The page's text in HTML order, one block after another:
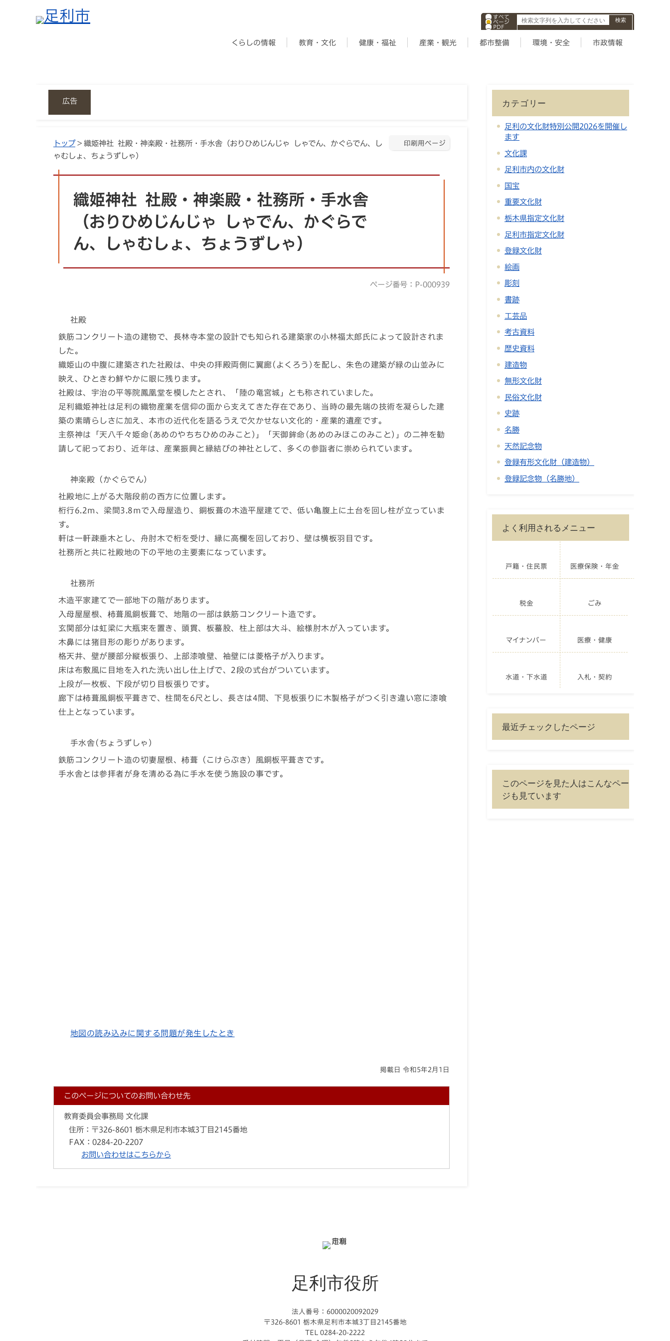
すべて
ページ
PDF
ID
くらしの情報 教育・文化 健康・福祉 産業・観光 都市整備 環境・安全 市政情報
広告
印刷用ページ
トップ> 織姫神社 社殿・神楽殿・社務所・手水舎（おりひめじんじゃ しゃでん、かぐらでん、し
ゃむしょ、ちょうずしゃ）
織姫神社 社殿・神楽殿・社務所・手水舎
（おりひめじんじゃ しゃでん、かぐらで
ん、しゃむしょ、ちょうずしゃ）
ページ番号：P-000939
社殿
鉄筋コンクリート造の建物で、長林寺本堂の設計でも知られる建築家の小林福太郎氏によって設計されま
した。
織姫山の中腹に建築された社殿は、中央の拝殿両側に翼廊(よくろう)を配し、朱色の建築が緑の山並みに
映え、ひときわ鮮やかに眼に残ります。
社殿は、宇治の平等院鳳凰堂を模したとされ、「陸の竜宮城」とも称されていました。
足利織姫神社は足利の織物産業を信仰の面から支えてきた存在であり、当時の最先端の技術を凝らした建
築の素晴らしさに加え、本市の近代化を語るうえで欠かせない文化的・産業的遺産です。
主祭神は「天八千々姫命(あめのやちちひめのみこと)」「天御鉾命(あめのみほこのみこと)」の二神を勧
請して祀っており、近年は、産業振興と縁結びの神社として、多くの参詣者に崇められています。
神楽殿（かぐらでん）
社殿地に上がる大階段前の西方に位置します。
桁行6.2m、梁間3.8mで入母屋造り、銅板葺の木造平屋建てで、低い亀腹上に土台を回し柱が立っていま
す。
軒は一軒疎垂木とし、舟肘木で桁を受け、縁に高欄を回しており、壁は横板羽目です。
社務所と共に社殿地の下の平地の主要素になっています。
社務所
木造平家建てで一部地下の階があります。
入母屋屋根、杮葺風銅板葺で、地階の一部は鉄筋コンクリート造です。
玄関部分は虹梁に大瓶束を置き、頭貫、板蟇股、柱上部は大斗、絵様肘木が入っています。
木鼻には猪目形の彫りがあります。
格天井、壁が腰部分縦板張り、上部漆喰壁、袖壁には菱格子が入ります。
床は布敷風に目地を入れた洗い出し仕上げで、2段の式台がついています。
上段が一枚板、下段が切り目板張りです。
廊下は杮葺風銅板平葺きで、柱間を6尺とし、長さは4間、下見板張りに木製格子がつく引き違い窓に漆喰
仕上となっています。
手水舎(ちょうずしゃ)
鉄筋コンクリート造の切妻屋根、杮葺（こけらぶき）風銅板平葺きです。
手水舎とは参拝者が身を清める為に手水を使う施設の事です。
地図の読み込みに関する問題が発生したとき
掲載日 令和5年2月1日
このページについてのお問い合わせ先
教育委員会事務局 文化課
住所： 〒326-8601 栃木県足利市本城3丁目2145番地
FAX： 0284-20-2207
お問い合わせはこちらから
カテゴリー
足利の文化財特別公開2026を開催し
ます
文化課
足利市内の文化財
国宝
重要文化財
栃木県指定文化財
足利市指定文化財
登録文化財
絵画
彫刻
書跡
工芸品
考古資料
歴史資料
建造物
無形文化財
民俗文化財
史跡
名勝
天然記念物
登録有形文化財（建造物）
登録記念物（名勝地）
よく利用されるメニュー
戸籍・住民票 医療保険・年金
税金 ごみ
マイナンバー 医療・健康
水道・下水道 入札・契約
最近チェックしたページ
このページを見た人はこんなペー
ジも見ています
足利市役所
法人番号：6000020092029
〒326-8601 栃木県足利市本城3丁目2145番地
TEL 0284-20-2222